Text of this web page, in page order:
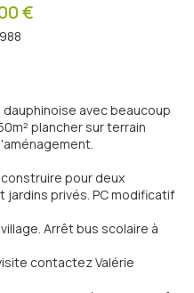
€
dauphinoise avec beaucoup
plancher sur terrain
pour deux
privés. PC modificatif
Arrêt bus scolaire à
contactez Valérie